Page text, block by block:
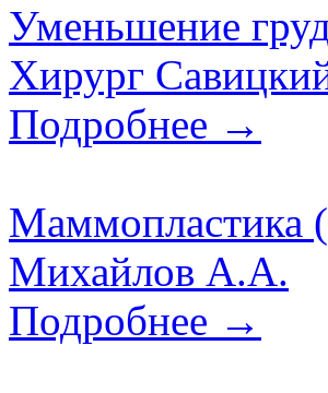
Уменьшение
Хирург
Подробнее →
Маммопластика
Михайлов А.А.
Подробнее →